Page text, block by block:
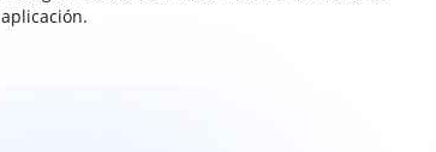
aplicación.